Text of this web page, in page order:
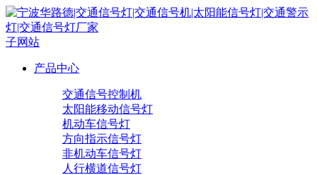
子网站
产品中心
交通信号控制机
太阳能移动信号灯
机动车信号灯
方向指示信号灯
非机动车信号灯
人行横道信号灯